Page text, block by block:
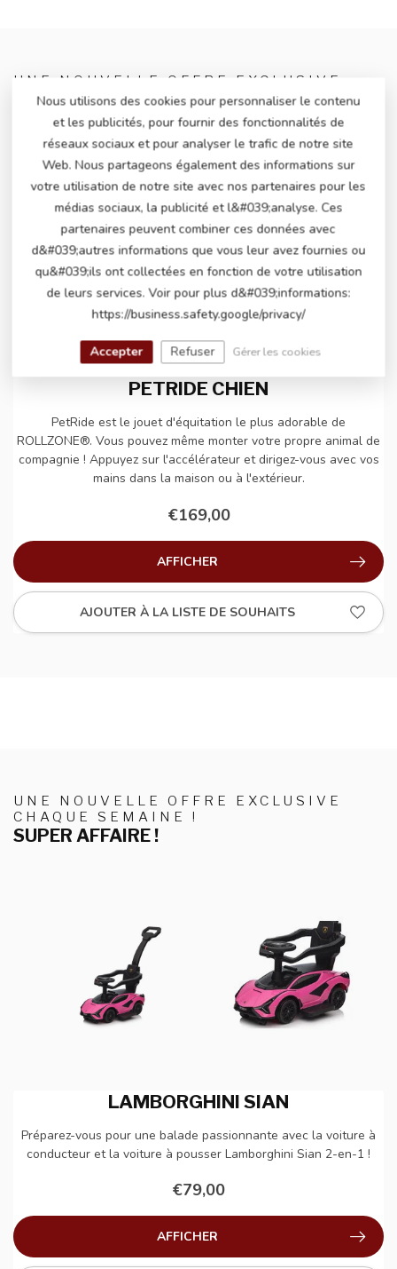
UNE NOUVELLE OFFRE EXCLUSIVE
CHAQUE SEMAINE !
OFFRE DE LA SEMAINE
PETRIDE CHIEN
PetRide est le jouet d'équitation le plus adorable de
ROLLZONE®. Vous pouvez même monter votre propre animal de
compagnie ! Appuyez sur l'accélérateur et dirigez-vous avec vos
mains dans la maison ou à l'extérieur.
€169,00
AFFICHER
AJOUTER À LA LISTE DE SOUHAITS
UNE NOUVELLE OFFRE EXCLUSIVE
CHAQUE SEMAINE !
SUPER AFFAIRE !
LAMBORGHINI SIAN
Préparez-vous pour une balade passionnante avec la voiture à
conducteur et la voiture à pousser Lamborghini Sian 2-en-1 !
€79,00
AFFICHER
Nous utilisons des cookies pour personnaliser le contenu
et les publicités, pour fournir des fonctionnalités de
réseaux sociaux et pour analyser le trafic de notre site
Web. Nous partageons également des informations sur
votre utilisation de notre site avec nos partenaires pour les
médias sociaux, la publicité et l&#039;analyse. Ces
partenaires peuvent combiner ces données avec
d&#039;autres informations que vous leur avez fournies ou
qu&#039;ils ont collectées en fonction de votre utilisation
de leurs services. Voir pour plus d&#039;informations:
https://business.safety.google/privacy/
Accepter Refuser Gérer les cookies